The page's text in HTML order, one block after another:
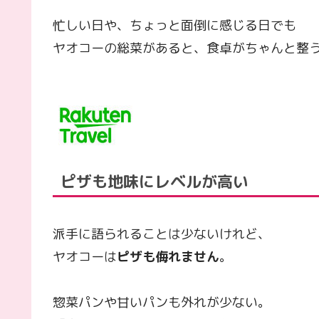
忙しい日や、ちょっと面倒に感じる日でも
ヤオコーの総菜があると、食卓がちゃんと整
ピザも地味にレベルが高い
派手に語られることは少ないけれど、
ヤオコーはピザも侮れません。
惣菜パンや甘いパンも外れが少ない。